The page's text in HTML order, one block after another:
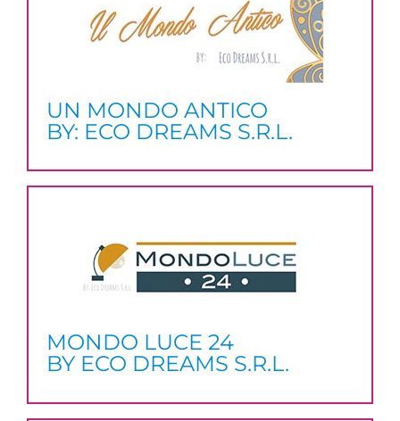
UN MONDO ANTICO
BY: ECO DREAMS S.R.L.
MONDO LUCE 24
BY ECO DREAMS S.R.L.